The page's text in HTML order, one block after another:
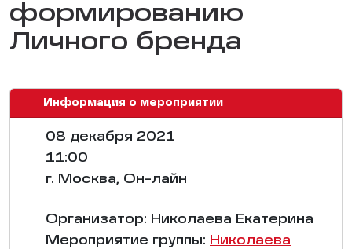
формированию
Личного бренда
Информация о мероприятии
08 декабря 2021
11:00
г. Москва, Он-лайн
Организатор: Николаева Екатерина
Мероприятие группы: Николаева